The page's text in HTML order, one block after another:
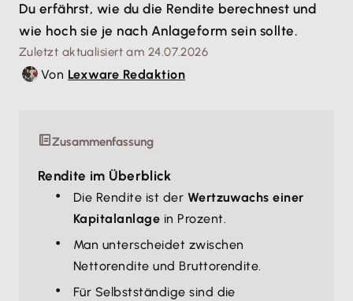
Du erfährst, wie du die Rendite berechnest und
wie hoch sie je nach Anlageform sein sollte.
Zuletzt aktualisiert am 24.07.2026
Von Lexware Redaktion
Zusammenfassung
Rendite im Überblick
Die Rendite ist der Wertzuwachs einer
Kapitalanlage in Prozent.
Man unterscheidet zwischen
Nettorendite und Bruttorendite.
Für Selbstständige sind die